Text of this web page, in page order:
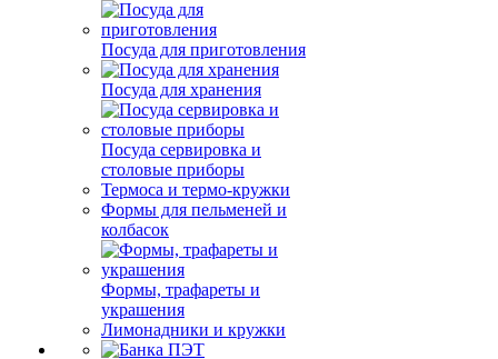
Посуда для приготовления
Посуда для хранения
Посуда сервировка и
столовые приборы
Термоса и термо-кружки
Формы для пельменей и
колбасок
Формы, трафареты и
украшения
Лимонадники и кружки